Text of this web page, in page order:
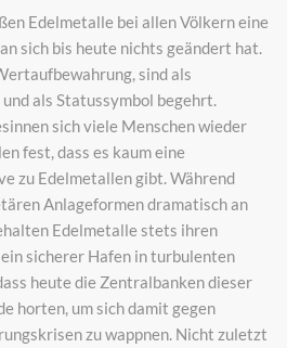
Edelmetalle bei allen Völkern eine
sich bis heute nichts geändert hat.
sind als
als Statussymbol begehrt.
sich viele Menschen wieder
fest, dass es kaum eine
zu Edelmetallen gibt. Während
Anlageformen dramatisch an
Edelmetalle stets ihren
sicherer Hafen in turbulenten
heute die Zentralbanken dieser
horten, um sich damit gegen
zu wappnen. Nicht zuletzt